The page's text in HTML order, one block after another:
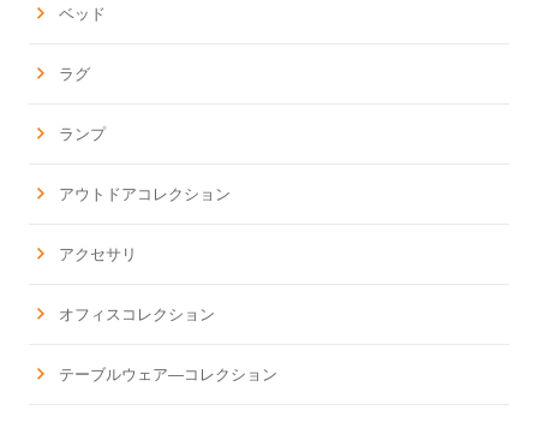
ベッド
ラグ
ランプ
アウトドアコレクション
アクセサリ
オフィスコレクション
テーブルウェア―コレクション